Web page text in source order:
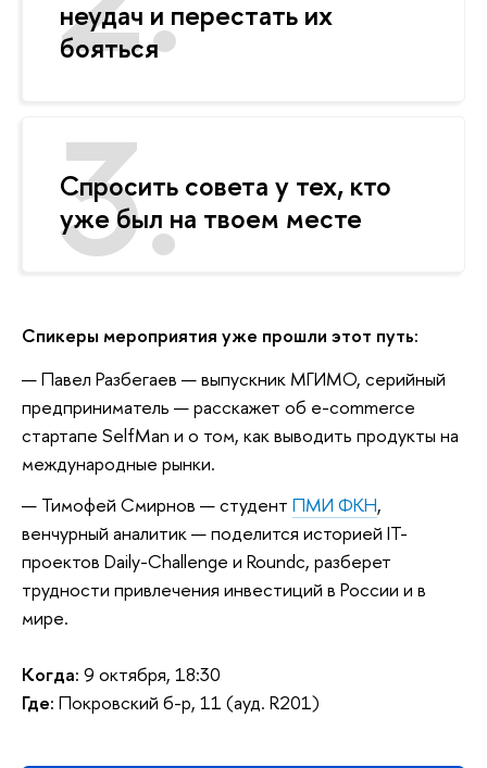
неудач и перестать их
бояться
Спросить совета у тех, кто
уже был на твоем месте
Спикеры мероприятия уже прошли этот путь:
Павел Разбегаев — выпускник МГИМО, серийный
предприниматель — расскажет об e-commerce
стартапе SelfMan и о том, как выводить продукты на
международные рынки.
Тимофей Смирнов — студент ПМИ ФКН,
венчурный аналитик — поделится историей IT-
проектов Daily-Challenge и Roundc, разберет
трудности привлечения инвестиций в России и в
мире.
Когда: 9 октября, 18:30
Где: Покровский б-р, 11 (ауд. R201)